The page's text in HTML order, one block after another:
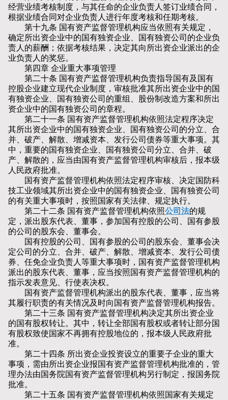
经营业绩考核制度，与其任命的企业负责人签订业绩合同，
根据业绩合同对企业负责人进行年度考核和任期考核。
第十九条 国有资产监督管理机构应当依照有关规定，
确定所出资企业中的国有独资企业、国有独资公司的企业负
责人的薪酬；依据考核结果，决定其向所出资企业派出的企
业负责人的奖惩。
第四章 企业重大事项管理
第二十条 国有资产监督管理机构负责指导国有及国有
控股企业建立现代企业制度，审核批准其所出资企业中的国
有独资企业、国有独资公司的重组、股份制改造方案和所出
资企业中的国有独资公司的章程。
第二十一条 国有资产监督管理机构依照法定程序决定
其所出资企业中的国有独资企业、国有独资公司的分立、合
并、破产、解散、增减资本、发行公司债券等重大事项。其
中，重要的国有独资企业、国有独资公司分立、合并、破
产、解散的，应当由国有资产监督管理机构审核后，报本级
人民政府批准。
国有资产监督管理机构依照法定程序审核、决定国防科
技工业领域其所出资企业中的国有独资企业、国有独资公司
的有关重大事项时，按照国家有关法律、规定执行。
第二十二条 国有资产监督管理机构依照公司法的规
定，派出股东代表、董事，参加国有控股的公司、国有参股
的公司的股东会、董事会。
国有控股的公司、国有参股的公司的股东会、董事会决
定公司的分立、合并、破产、解散、增减资本、发行公司债
券、任免企业负责人等重大事项时，国有资产监督管理机构
派出的股东代表、董事，应当按照国有资产监督管理机构的
指示发表意见、行使表决权。
国有资产监督管理机构派出的股东代表、董事，应当将
其履行职责的有关情况及时向国有资产监督管理机构报告。
第二十三条 国有资产监督管理机构决定其所出资企业
的国有股权转让。其中，转让全部国有股权或者转让部分国
有股权致使国家不再拥有控股地位的，报本级人民政府批
准。
第二十四条 所出资企业投资设立的重要子企业的重大
事项，需由所出资企业报国有资产监督管理机构批准的，管
理办法由国务院国有资产监督管理机构另行制定，报国务院
批准。
第二十五条 国有资产监督管理机构依照国家有关规定